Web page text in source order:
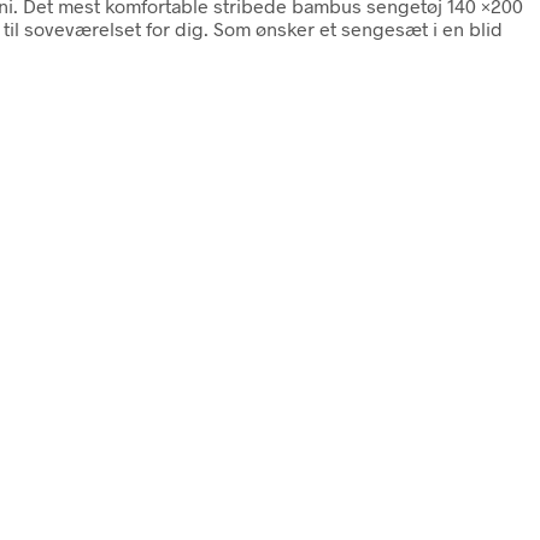
Det mest komfortable stribede bambus sengetøj 140 ×200
soveværelset for dig. Som ønsker et sengesæt i en blid